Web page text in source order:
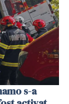
s-a